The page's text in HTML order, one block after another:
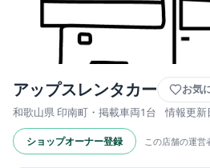
アップスレンタカー お気
和歌山県 印南町・掲載車両1台 情報更新
ショップオーナー登録 この店舗の運営